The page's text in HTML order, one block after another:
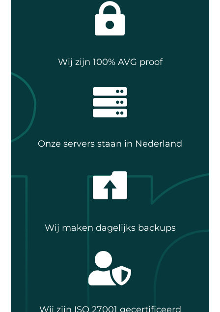

Wij zijn 100% AVG proof

Onze servers staan in Nederland

Wij maken dagelijks backups

Wij zijn ISO 27001 gecertificeerd